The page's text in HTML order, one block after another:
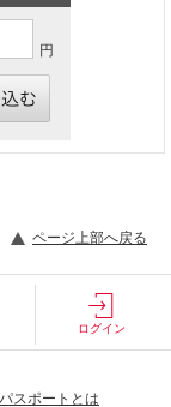
円
ページ上部へ戻る
ログイン
スポートとは